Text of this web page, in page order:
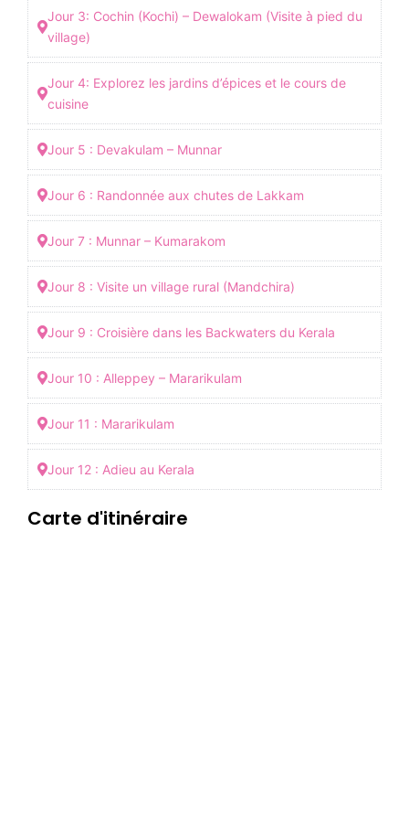
Jour 3: Cochin (Kochi) – Dewalokam (Visite à pied du
village)
Jour 4: Explorez les jardins d’épices et le cours de
cuisine
Jour 5 : Devakulam – Munnar
Jour 6 : Randonnée aux chutes de Lakkam
Jour 7 : Munnar – Kumarakom
Jour 8 : Visite un village rural (Mandchira)
Jour 9 : Croisière dans les Backwaters du Kerala
Jour 10 : Alleppey – Mararikulam
Jour 11 : Mararikulam
Jour 12 : Adieu au Kerala
Carte d'itinéraire